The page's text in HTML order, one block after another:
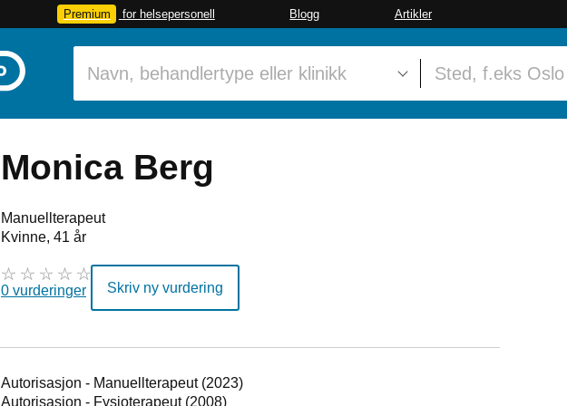
Premium for helsepersonell Blogg Artikler
Monica Berg
Manuellterapeut
Kvinne, 41 år
0 vurderinger Skriv ny vurdering
Autorisasjon - Manuellterapeut (2023)
Autorisasjon - Fysioterapeut (2008)